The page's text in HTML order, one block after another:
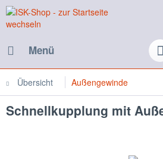
Menü
Übersicht Außengewinde
Schnellkupplung mit